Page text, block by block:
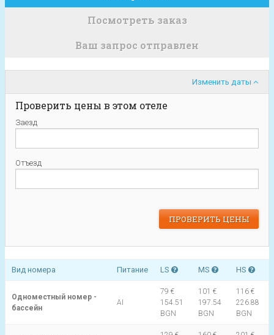
Посмотреть заказ
Ваш запрос отправлен
Изменить даты
Проверить цены в этом отеле
Заезд
Отъезд
Вид номера Питание LS MS HS
Одноместный номер -
бассейн
AI
79 €
154.51
BGN
101 €
197.54
BGN
116 €
226.88
BGN